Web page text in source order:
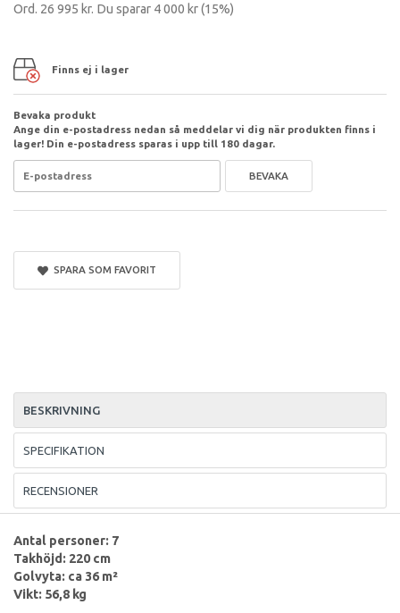
Ord. 26 995 kr. Du sparar 4 000 kr(15%)
Finns ej i lager
Bevaka produkt
Ange din e-postadress nedan så meddelar vi dig när produkten finns i
lager! Din e-postadress sparas i upp till 180 dagar.
BEVAKA
SPARA SOM FAVORIT
BESKRIVNING
SPECIFIKATION
RECENSIONER
Antal personer: 7
Takhöjd: 220 cm
Golvyta: ca 36 m²
Vikt: 56,8 kg